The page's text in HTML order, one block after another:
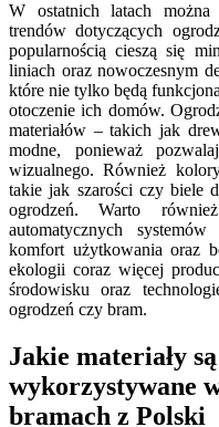
W ostatnich latach można
trendów dotyczących
popularnością cieszą się
liniach oraz nowoczesnym
które nie tylko będą
otoczenie ich domów.
materiałów – takich jak
modne, ponieważ
wizualnego. Również
takie jak szarości czy biele
ogrodzeń. Warto
automatycznych
komfort użytkowania oraz
ekologii coraz więcej
środowisku oraz
ogrodzeń czy bram.
Jakie materiały
wykorzystywane
bramach z Polski